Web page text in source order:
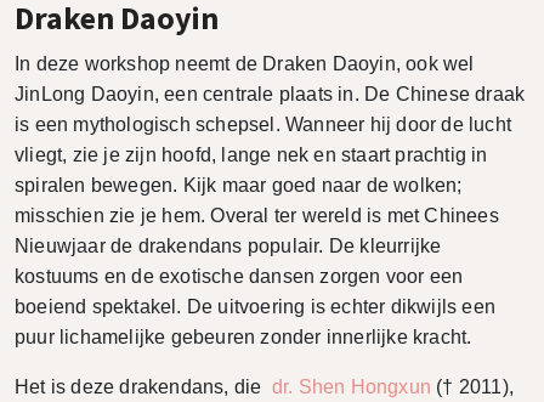
Draken Daoyin
In deze workshop neemt de Draken Daoyin, ook wel
JinLong Daoyin, een centrale plaats in. De Chinese draak
is een mythologisch schepsel. Wanneer hij door de lucht
vliegt, zie je zijn hoofd, lange nek en staart prachtig in
spiralen bewegen. Kijk maar goed naar de wolken;
misschien zie je hem. Overal ter wereld is met Chinees
Nieuwjaar de drakendans populair. De kleurrijke
kostuums en de exotische dansen zorgen voor een
boeiend spektakel. De uitvoering is echter dikwijls een
puur lichamelijke gebeuren zonder innerlijke kracht.
Het is deze drakendans, die dr. Shen Hongxun († 2011),